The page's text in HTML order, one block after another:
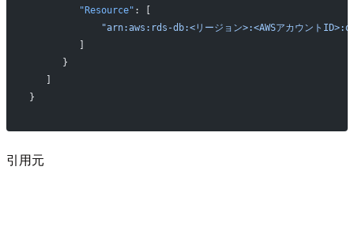
         "Resource"
: [
"arn:aws:rds-db:<リージョン>:<AWSアカウント
      }
}
引用元